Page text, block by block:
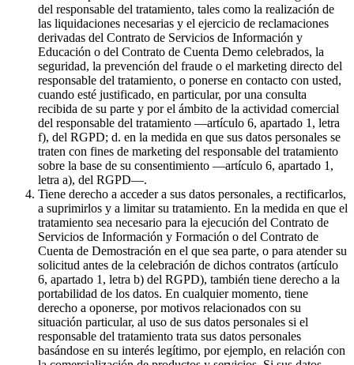
del responsable del tratamiento, tales como la realización de
las liquidaciones necesarias y el ejercicio de reclamaciones
derivadas del Contrato de Servicios de Información y
Educación o del Contrato de Cuenta Demo celebrados, la
seguridad, la prevención del fraude o el marketing directo del
responsable del tratamiento, o ponerse en contacto con usted,
cuando esté justificado, en particular, por una consulta
recibida de su parte y por el ámbito de la actividad comercial
del responsable del tratamiento —artículo 6, apartado 1, letra
f), del RGPD; d. en la medida en que sus datos personales se
traten con fines de marketing del responsable del tratamiento
sobre la base de su consentimiento —artículo 6, apartado 1,
letra a), del RGPD—.
Tiene derecho a acceder a sus datos personales, a rectificarlos,
a suprimirlos y a limitar su tratamiento. En la medida en que el
tratamiento sea necesario para la ejecución del Contrato de
Servicios de Información y Formación o del Contrato de
Cuenta de Demostración en el que sea parte, o para atender su
solicitud antes de la celebración de dichos contratos (artículo
6, apartado 1, letra b) del RGPD), también tiene derecho a la
portabilidad de los datos. En cualquier momento, tiene
derecho a oponerse, por motivos relacionados con su
situación particular, al uso de sus datos personales si el
responsable del tratamiento trata sus datos personales
basándose en su interés legítimo, por ejemplo, en relación con